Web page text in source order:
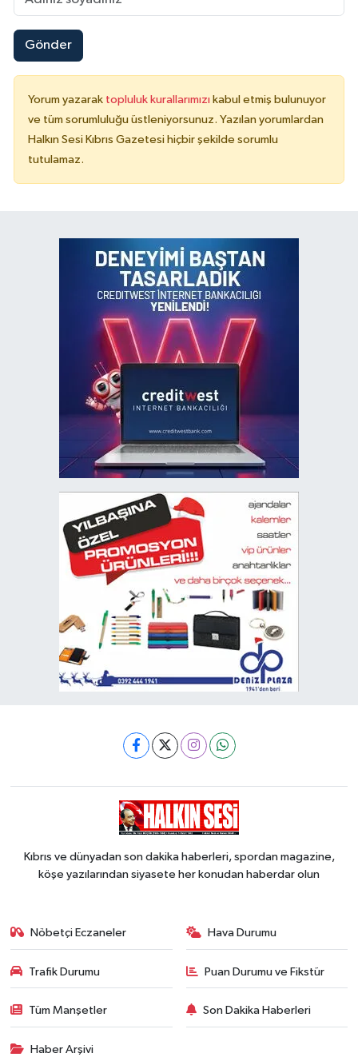
Gönder
Yorum yazarak topluluk kurallarımızı kabul etmiş bulunuyor
ve tüm sorumluluğu üstleniyorsunuz. Yazılan yorumlardan
Halkın Sesi Kıbrıs Gazetesi hiçbir şekilde sorumlu
tutulamaz.
Kıbrıs ve dünyadan son dakika haberleri, spordan magazine,
köşe yazılarından siyasete her konudan haberdar olun
Nöbetçi Eczaneler Hava Durumu
Trafik Durumu Puan Durumu ve Fikstür
Tüm Manşetler Son Dakika Haberleri
Haber Arşivi